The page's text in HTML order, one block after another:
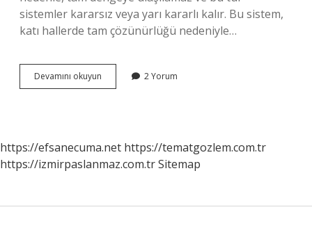
sistemler kararsız veya yarı kararlı kalır. Bu sistem,
katı hallerde tam çözünürlüğü nedeniyle…
Devamını okuyun
Arası
2 Yorum
https://efsanecuma.net https://tematgozlem.com.tr
https://izmirpaslanmaz.com.trSitemap